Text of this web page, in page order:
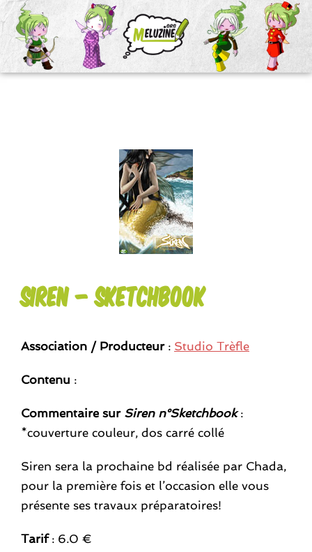
Siren – Sketchbook
Association / Producteur: Studio Trèfle
Contenu :
Commentaire sur Siren n°Sketchbook:
*couverture couleur, dos carré collé
Siren sera la prochaine bd réalisée par Chada,
pour la première fois et l’occasion elle vous
présente ses travaux préparatoires!
Tarif: 6.0 €